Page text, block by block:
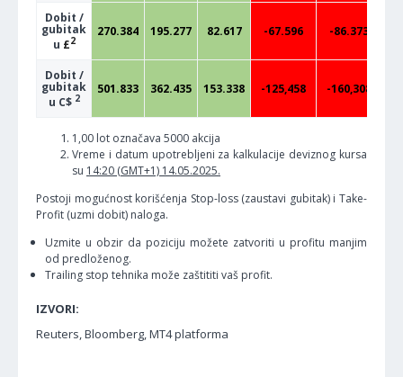
Dobit /
gubitak
u £2
270.384 195.277 82.617 -67.596 -86.373
Dobit /
gubitak
u C$ 2
501.833 362.435 153.338 -125,458 -160,308
1,00 lot označava 5000 akcija
Vreme i datum upotrebljeni za kalkulacije deviznog kursa
su 14:20 (GMT+1) 14.05.2025.
Postoji mogućnost korišćenja Stop-loss (zaustavi gubitak) i Take-
Profit (uzmi dobit) naloga.
Uzmite u obzir da poziciju možete zatvoriti u profitu manjim
od predloženog.
Trailing stop tehnika može zaštititi vaš profit.
IZVORI:
Reuters, Bloomberg, MT4 platforma